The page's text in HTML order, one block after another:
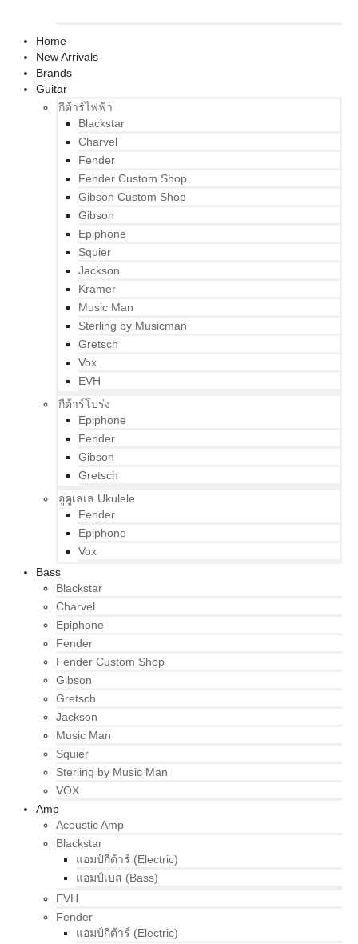
Home
New Arrivals
Brands
Guitar
กีต้าร์ไฟฟ้า
Blackstar
Charvel
Fender
Fender Custom Shop
Gibson Custom Shop
Gibson
Epiphone
Squier
Jackson
Kramer
Music Man
Sterling by Musicman
Gretsch
Vox
EVH
กีต้าร์โปร่ง
Epiphone
Fender
Gibson
Gretsch
อูคูเลเล่ Ukulele
Fender
Epiphone
Vox
Bass
Blackstar
Charvel
Epiphone
Fender
Fender Custom Shop
Gibson
Gretsch
Jackson
Music Man
Squier
Sterling by Music Man
VOX
Amp
Acoustic Amp
Blackstar
แอมป์กีต้าร์ (Electric)
แอมป์เบส (Bass)
EVH
Fender
แอมป์กีต้าร์ (Electric)